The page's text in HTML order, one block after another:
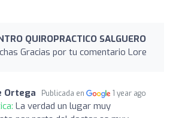
QUIROPRACTICO SALGUERO
Gracias por tu comentario Lore
Ortega Publicada en 1 year ago
La verdad un lugar muy